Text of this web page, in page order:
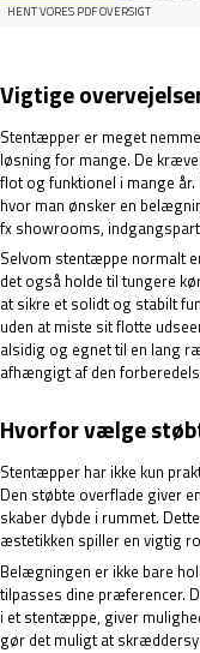
HENT VORES PDF OVERSIGT
Vigtige
Stentæpper er meget
løsning for mange. De
flot og funktionel i mange
hvor man ønsker en
fx showrooms,
Selvom stentæppe normalt
det også holde til tungere
at sikre et solidt og stabilt
uden at miste sit flotte
alsidig og egnet til en lang
afhængigt af den
Hvorfor vælge
Stentæpper har ikke kun
Den støbte overflade giver
skaber dybde i rummet.
æstetikken spiller en vigtig
Belægningen er ikke bare
tilpasses dine præferencer.
i et stentæppe, giver
gør det muligt at